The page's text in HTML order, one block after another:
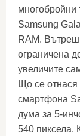
многобройни
Samsung
RAM.
ограничена
увеличите
Що се отнася
смартфона
дума за 5-
540 пиксела.